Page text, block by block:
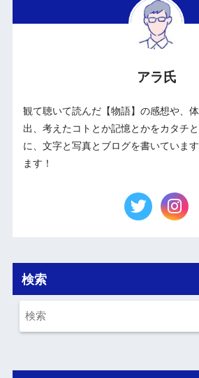
アラ氏
観て聴いて読んだ【物語】の感想や、
出、考えたコトとか記憶とかをカタチ
に、文字と写真とブログを書いていま
ます！
検索